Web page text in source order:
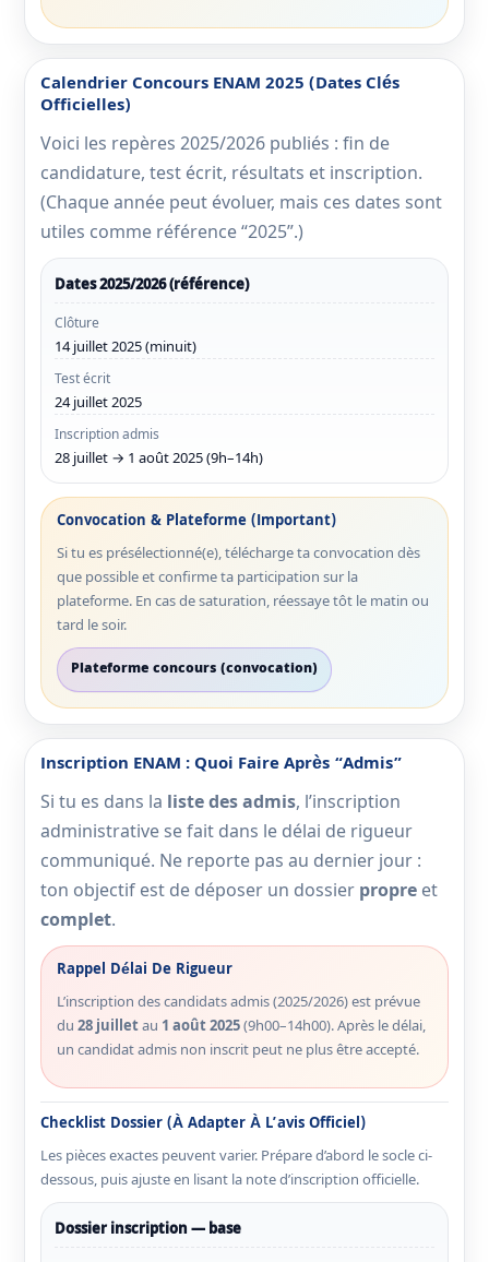
Calendrier Concours ENAM 2025 (dates Clés
Officielles)
Voici les repères 2025/2026 publiés : fin de
candidature, test écrit, résultats et inscription.
(Chaque année peut évoluer, mais ces dates sont
utiles comme référence “2025”.)
Dates 2025/2026 (référence)
Clôture
14 juillet 2025 (minuit)
Test écrit
24 juillet 2025
Inscription admis
28 juillet → 1 août 2025 (9h–14h)
Convocation & Plateforme (important)
Si tu es présélectionné(e), télécharge ta convocation dès
que possible et confirme ta participation sur la
plateforme. En cas de saturation, réessaye tôt le matin ou
tard le soir.
Plateforme concours (convocation)
Inscription ENAM : Quoi Faire Après “Admis”
Si tu es dans la liste des admis, l’inscription
administrative se fait dans le délai de rigueur
communiqué. Ne reporte pas au dernier jour :
ton objectif est de déposer un dossier propre et
complet.
Rappel Délai De Rigueur
L’inscription des candidats admis (2025/2026) est prévue
du 28 juilletau 1 août 2025(9h00–14h00). Après le délai,
un candidat admis non inscrit peut ne plus être accepté.
Checklist Dossier (à Adapter À L’avis Officiel)
Les pièces exactes peuvent varier. Prépare d’abord le socle ci-
dessous, puis ajuste en lisant la note d’inscription officielle.
Dossier inscription — base